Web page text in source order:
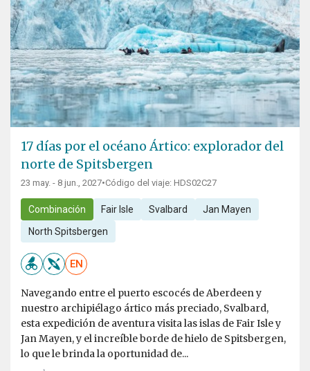
17 días por el océano Ártico: explorador del
norte de Spitsbergen
23 may. - 8 jun., 2027•Código del viaje: HDS02C27
Combinación Fair Isle Svalbard Jan Mayen
North Spitsbergen
EN
Navegando entre el puerto escocés de Aberdeen y
nuestro archipiélago ártico más preciado, Svalbard,
esta expedición de aventura visita las islas de Fair Isle y
Jan Mayen, y el increíble borde de hielo de Spitsbergen,
lo que le brinda la oportunidad de...